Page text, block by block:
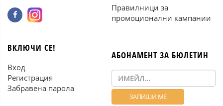
Правилници за
промоционални кампании
ВКЛЮЧИ СЕ!
Вход
Регистрация
Забравена парола
АБОНАМЕНТ ЗА БЮЛЕТИН